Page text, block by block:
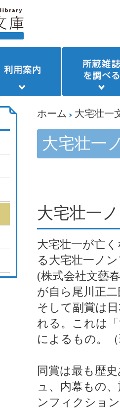
ホーム 大宅壮一
大宅壮一
大宅壮一
大宅壮一が亡
る大宅壮一ノ
(株式会社文藝
が自ら尾川正
そして副賞は
れる。これは
によるもの。
同賞は最も歴
ュ、内幕もの
ンフィクショ